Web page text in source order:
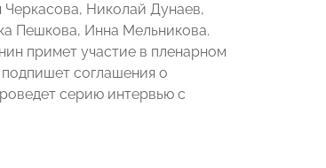
Николай Дунаев,
Пешкова, Инна Мельникова.
примет участие в пленарном
соглашения о
серию интервью с